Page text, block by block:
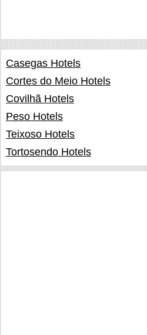
Casegas Hotels
Cortes do Meio Hotels
Covilhã Hotels
Peso Hotels
Teixoso Hotels
Tortosendo Hotels